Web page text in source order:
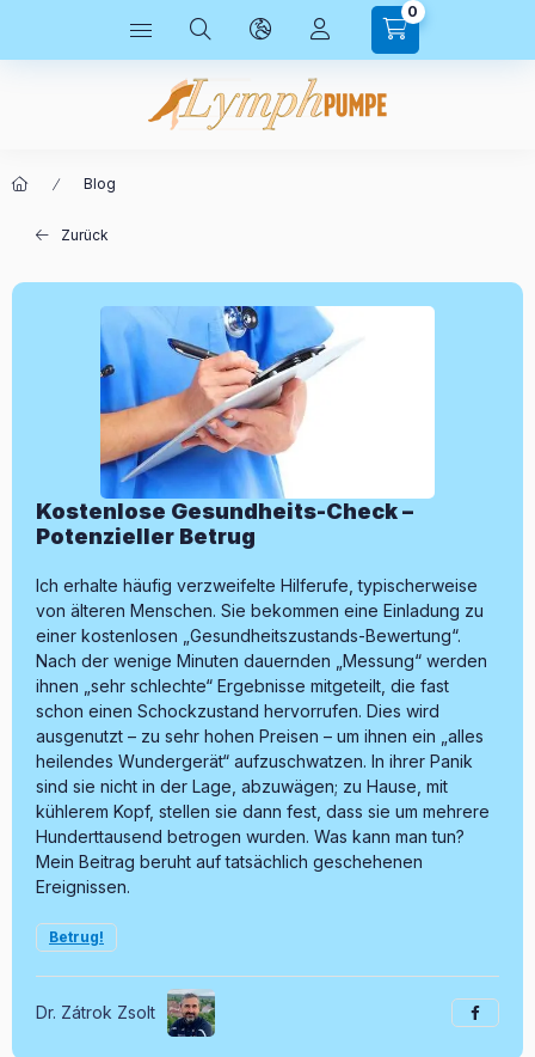
0
Blog
Zurück
Kostenlose Gesundheits-Check –
Potenzieller Betrug
Ich erhalte häufig verzweifelte Hilferufe, typischerweise
von älteren Menschen. Sie bekommen eine Einladung zu
einer kostenlosen „Gesundheitszustands-Bewertung“.
Nach der wenige Minuten dauernden „Messung“ werden
ihnen „sehr schlechte“ Ergebnisse mitgeteilt, die fast
schon einen Schockzustand hervorrufen. Dies wird
ausgenutzt – zu sehr hohen Preisen – um ihnen ein „alles
heilendes Wundergerät“ aufzuschwatzen. In ihrer Panik
sind sie nicht in der Lage, abzuwägen; zu Hause, mit
kühlerem Kopf, stellen sie dann fest, dass sie um mehrere
Hunderttausend betrogen wurden. Was kann man tun?
Mein Beitrag beruht auf tatsächlich geschehenen
Ereignissen.
Betrug!
Dr. Zátrok Zsolt